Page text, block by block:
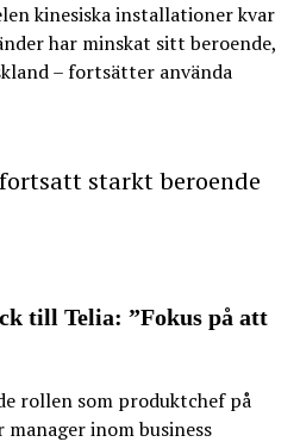
kinesiska installationer kvar
har minskat sitt beroende,
– fortsätter använda
starkt beroende
till Telia: ”Fokus på att
rollen som produktchef på
inom business